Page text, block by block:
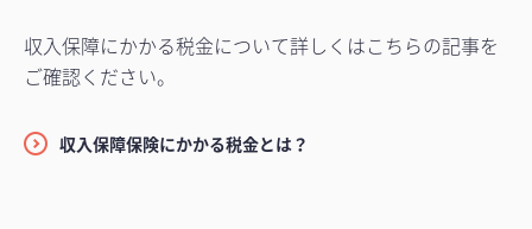
収入保障にかかる税金について詳しくはこちらの記事を
ご確認ください。
収入保障保険にかかる税金とは？